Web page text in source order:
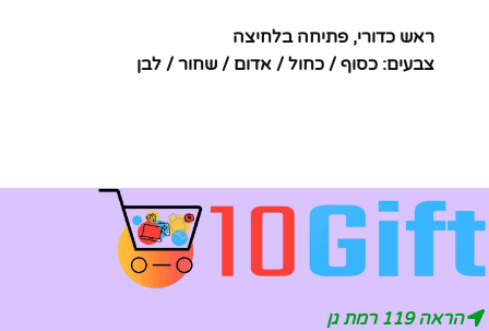
ראש כדורי, פתיחה בלחיצה
צבעים: כסוף / כחול / אדום / שחור / לבן
הראה 119 רמת גן